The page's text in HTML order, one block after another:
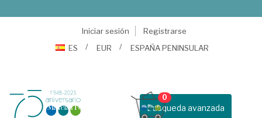
Iniciar sesión
Registrarse
ES
EUR ESPAÑA PENINSULAR
Busqueda avanzada
0